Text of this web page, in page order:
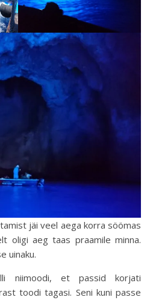
jäi veel aega korra söömas
oligi aeg taas praamile minna.
uinaku.
niimoodi, et passid korjati
toodi tagasi. Seni kuni passe